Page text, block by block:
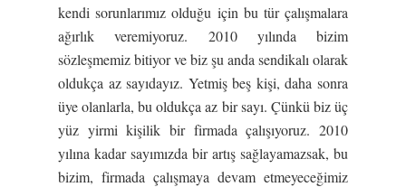
kendi sorunlarımız olduğu için bu tür çalışmalara
ağırlık veremiyoruz. 2010 yılında bizim
sözleşmemiz bitiyor ve biz şu anda sendikalı olarak
oldukça az sayıdayız. Yetmiş beş kişi, daha sonra
üye olanlarla, bu oldukça az bir sayı. Çünkü biz üç
yüz yirmi kişilik bir firmada çalışıyoruz. 2010
yılına kadar sayımızda bir artış sağlayamazsak, bu
bizim, firmada çalışmaya devam etmeyeceğimiz